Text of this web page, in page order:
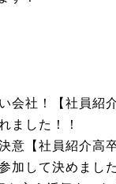
会社！【社員紹
ました！！
意【社員紹介高
加して決めました